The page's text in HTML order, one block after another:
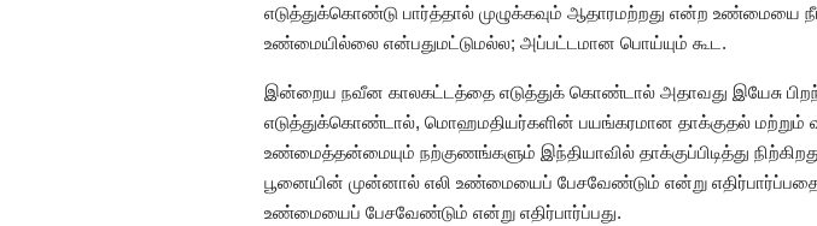
எடுத்துக்கொண்டு பார்த்தால் முழுக்கவும் ஆதாரமற்றது என்ற
உண்மையில்லை என்பதுமட்டுமல்ல; அப்பட்டமான பொய்யும் கூட.
இன்றைய நவீன காலகட்டத்தை எடுத்துக் கொண்டால் அதாவது இயேசு
எடுத்துக்கொண்டால், மொஹமதியர்களின் பயங்கரமான தாக்குதல் மற்றும்
உண்மைத்தன்மையும் நற்குணங்களும் இந்தியாவில் தாக்குப்பிடித்து
பூனையின் முன்னால் எலி உண்மையைப் பேசவேண்டும் என்று
உண்மையைப் பேசவேண்டும் என்று எதிர்பார்ப்பது.